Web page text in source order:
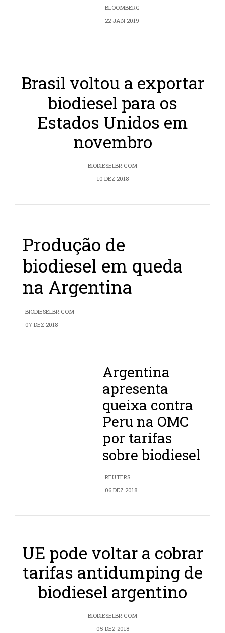
BLOOMBERG
22 JAN 2019
Brasil voltou a exportar
biodiesel para os
Estados Unidos em
novembro
BIODIESELBR.COM
10 DEZ 2018
Produção de
biodiesel em queda
na Argentina
BIODIESELBR.COM
07 DEZ 2018
Argentina
apresenta
queixa contra
Peru na OMC
por tarifas
sobre biodiesel
REUTERS
06 DEZ 2018
UE pode voltar a cobrar
tarifas antidumping de
biodiesel argentino
BIODIESELBR.COM
05 DEZ 2018